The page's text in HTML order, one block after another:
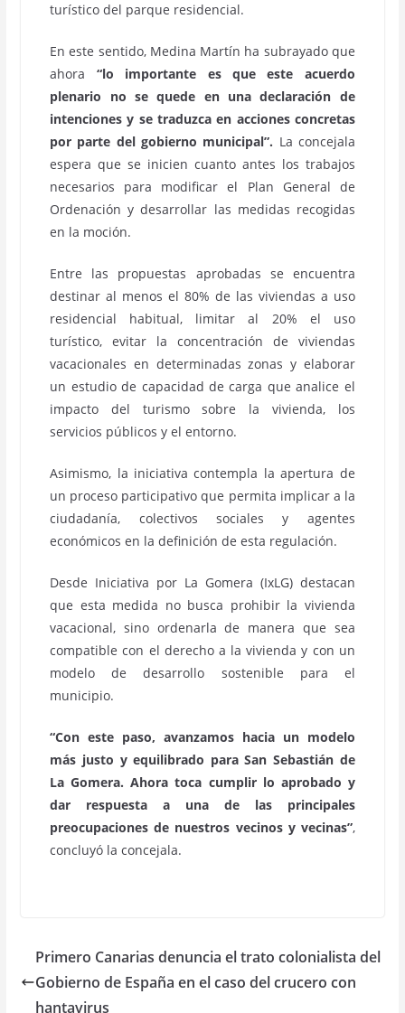
turístico del parque residencial.
En este sentido, Medina Martín ha subrayado que
ahora “lo importante es que este acuerdo
plenario no se quede en una declaración de
intenciones y se traduzca en acciones concretas
por parte del gobierno municipal”. La concejala
espera que se inicien cuanto antes los trabajos
necesarios para modificar el Plan General de
Ordenación y desarrollar las medidas recogidas
en la moción.
Entre las propuestas aprobadas se encuentra
destinar al menos el 80% de las viviendas a uso
residencial habitual, limitar al 20% el uso
turístico, evitar la concentración de viviendas
vacacionales en determinadas zonas y elaborar
un estudio de capacidad de carga que analice el
impacto del turismo sobre la vivienda, los
servicios públicos y el entorno.
Asimismo, la iniciativa contempla la apertura de
un proceso participativo que permita implicar a la
ciudadanía, colectivos sociales y agentes
económicos en la definición de esta regulación.
Desde Iniciativa por La Gomera (IxLG) destacan
que esta medida no busca prohibir la vivienda
vacacional, sino ordenarla de manera que sea
compatible con el derecho a la vivienda y con un
modelo de desarrollo sostenible para el
municipio.
“Con este paso, avanzamos hacia un modelo
más justo y equilibrado para San Sebastián de
La Gomera. Ahora toca cumplir lo aprobado y
dar respuesta a una de las principales
preocupaciones de nuestros vecinos y vecinas”,
concluyó la concejala.
Primero Canarias denuncia el trato colonialista del
Gobierno de España en el caso del crucero con
hantavirus